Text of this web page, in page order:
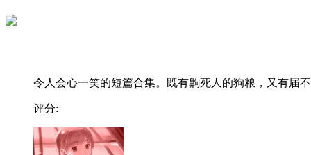
令人会心一笑的短篇合集。既有齁死人的狗粮，又有届
评分: